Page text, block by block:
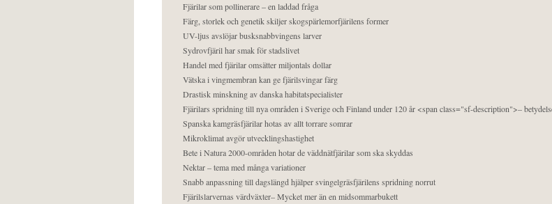
Fjärilar som pollinerare – en laddad fråga
Färg, storlek och genetik skiljer skogspärlemorfjärilens former
UV-ljus avslöjar busksnabbvingens larver
Sydrovfjäril har smak för stadslivet
Handel med fjärilar omsätter miljontals dollar
Vätska i vingmembran kan ge fjärilsvingar färg
Drastisk minskning av danska habitatspecialister
Fjärilars spridning till nya områden i Sverige och Finland under 120 år <span class="sf-description">–
Spanska kamgräsfjärilar hotas av allt torrare somrar
Mikroklimat avgör utvecklingshastighet
Bete i Natura 2000-områden hotar de väddnätfjärilar som ska skyddas
Nektar – tema med många variationer
Snabb anpassning till dagslängd hjälper svingelgräsfjärilens spridning norrut
Fjärilslarvernas värdväxter– Mycket mer än en midsommarbukett